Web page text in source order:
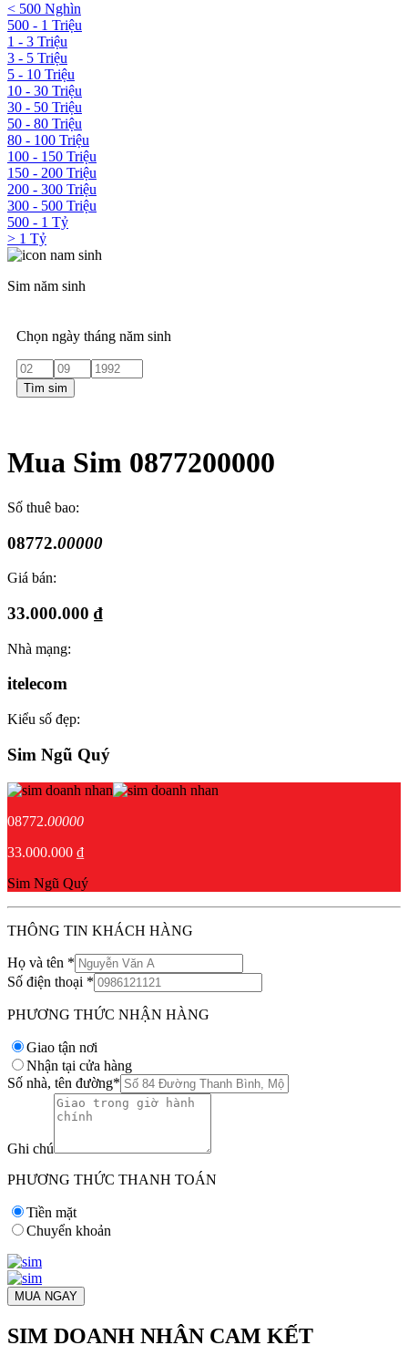
< 500 Nghìn
500 - 1 Triệu
1 - 3 Triệu
3 - 5 Triệu
5 - 10 Triệu
10 - 30 Triệu
30 - 50 Triệu
50 - 80 Triệu
80 - 100 Triệu
100 - 150 Triệu
150 - 200 Triệu
200 - 300 Triệu
300 - 500 Triệu
500 - 1 Tỷ
> 1 Tỷ
Sim năm sinh
Chọn ngày tháng năm sinh
Tìm sim
Mua Sim 0877200000
Số thuê bao:
08772.00000
Giá bán:
33.000.000 ₫
Nhà mạng:
itelecom
Kiểu số đẹp:
Sim Ngũ Quý
08772.00000
33.000.000 ₫
Sim Ngũ Quý
THÔNG TIN KHÁCH HÀNG
Họ và tên *
Số điện thoại *
PHƯƠNG THỨC NHẬN HÀNG
Giao tận nơi
Nhận tại cửa hàng
Số nhà, tên đường*
Ghi chú
PHƯƠNG THỨC THANH TOÁN
Tiền mặt
Chuyển khoản
MUA NGAY
SIM DOANH NHÂN CAM KẾT